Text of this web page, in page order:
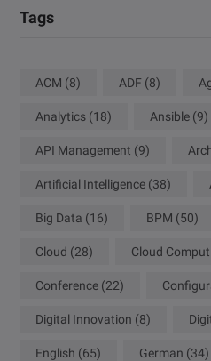
Tags
ACM (8) ADF (8)
Analytics (18) Ansible (9)
API Management (9)
Artificial Intelligence (38)
Big Data (16) BPM (50)
Cloud (28) Cloud
Conference (22)
Digital Innovation (8)
English (65) German (34)